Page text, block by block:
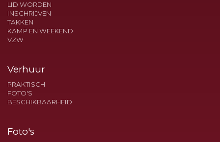
LID WORDEN
INSCHRIJVEN
TAKKEN
KAMP EN WEEKEND
VZW
Verhuur
PRAKTISCH
FOTO'S
BESCHIKBAARHEID
Foto's